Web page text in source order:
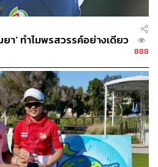
า’ ทำไมพรสวรรค์อย่างเดียว
888